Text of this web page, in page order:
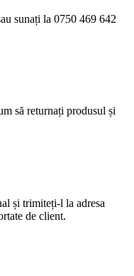
sunați la 0750 469 642
să returnați produsul și
și trimiteți-l la adresa
de client.